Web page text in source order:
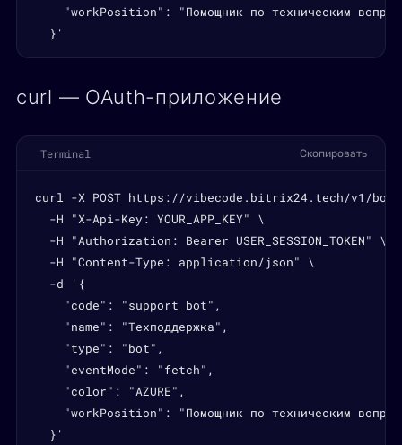
"workPosition": "Помощник по техническим
  }'
curl — OAuth-приложение
Terminal Скопировать
curl -X POST https://vibecode.bitrix24.tech/v1/
  -H "X-Api-Key: YOUR_APP_KEY" \
  -H "Authorization: Bearer USER_SESSION_TOKEN" \
  -H "Content-Type: application/json" \
  -d '{
    "code": "support_bot",
    "name": "Техподдержка",
    "type": "bot",
    "eventMode": "fetch",
    "color": "AZURE",
"workPosition": "Помощник по техническим
  }'